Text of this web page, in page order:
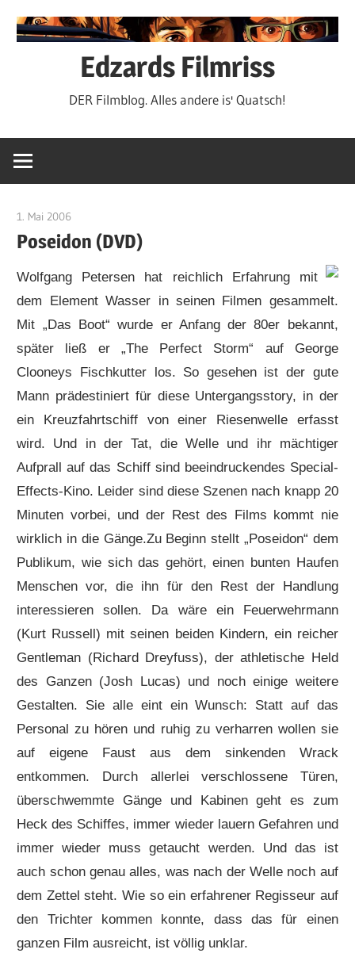
Inhalt
Edzards Filmriss
DER Filmblog. Alles andere is' Quatsch!
1. Mai 2006
Poseidon (DVD)
Wolfgang Petersen hat reichlich Erfahrung mit
dem Element Wasser in seinen Filmen gesammelt.
Mit „Das Boot“ wurde er Anfang der 80er bekannt,
später ließ er „The Perfect Storm“ auf George
Clooneys Fischkutter los. So gesehen ist der gute
Mann prädestiniert für diese Untergangsstory, in der
ein Kreuzfahrtschiff von einer Riesenwelle erfasst
wird. Und in der Tat, die Welle und ihr mächtiger
Aufprall auf das Schiff sind beeindruckendes Special-
Effects-Kino. Leider sind diese Szenen nach knapp 20
Minuten vorbei, und der Rest des Films kommt nie
wirklich in die Gänge.Zu Beginn stellt „Poseidon“ dem
Publikum, wie sich das gehört, einen bunten Haufen
Menschen vor, die ihn für den Rest der Handlung
interessieren sollen. Da wäre ein Feuerwehrmann
(Kurt Russell) mit seinen beiden Kindern, ein reicher
Gentleman (Richard Dreyfuss), der athletische Held
des Ganzen (Josh Lucas) und noch einige weitere
Gestalten. Sie alle eint ein Wunsch: Statt auf das
Personal zu hören und ruhig zu verharren wollen sie
auf eigene Faust aus dem sinkenden Wrack
entkommen. Durch allerlei verschlossene Türen,
überschwemmte Gänge und Kabinen geht es zum
Heck des Schiffes, immer wieder lauern Gefahren und
immer wieder muss getaucht werden. Und das ist
auch schon genau alles, was nach der Welle noch auf
dem Zettel steht. Wie so ein erfahrener Regisseur auf
den Trichter kommen konnte, dass das für einen
ganzen Film ausreicht, ist völlig unklar.